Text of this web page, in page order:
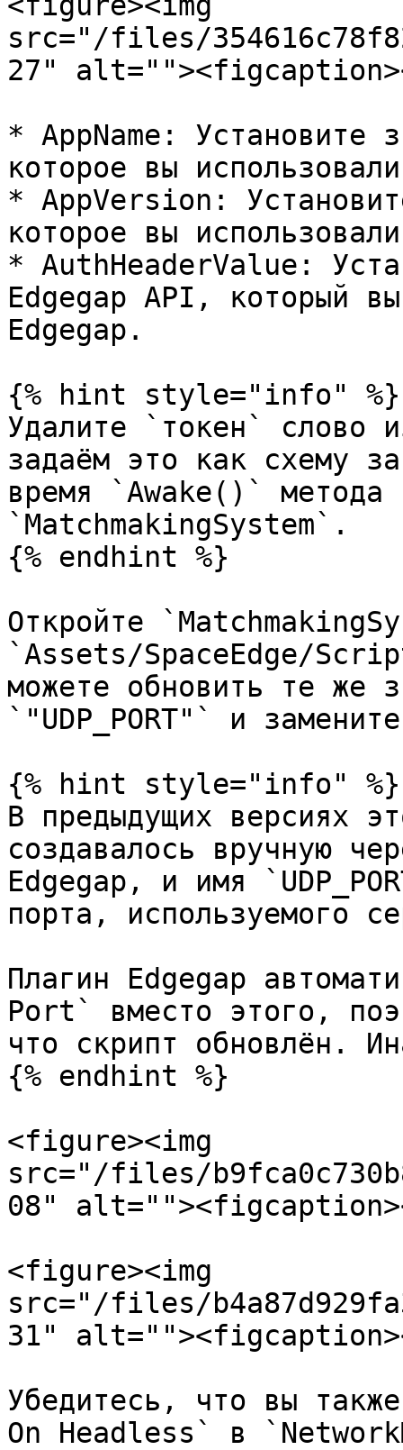
src="/files/
27"
* AppName: Установите
которое вы
* AppVersion:
которое вы
* AuthHeaderValue:
Edgegap API, который
Edgegap.
{% hint style="info" %}
Удалите `токен` слово
задаём это как схему
время `Awake()` метода
`MatchmakingSystem`.
{% endhint %}
Откройте
`Assets/SpaceEdge/
можете обновить те же
`"UDP_PORT"` и
{% hint style="info" %}
В предыдущих версиях
создавалось вручную
Edgegap, и имя
порта, используемого
Плагин Edgegap
Port` вместо этого,
что скрипт обновлён.
{% endhint %}
<figure><img
src="/files/
08"
<figure><img
src="/files/
31"
Убедитесь, что вы
On Headless` в